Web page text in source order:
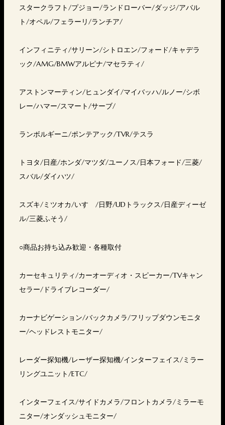
スタークラフト/プジョー/ランドローバー/ダッジ/アバル
ト/オペル/フェラーリ/ランチア/
インフィニティ/サリーン/シトロエン/フォード/キャデラ
ック/AMG/BMWアルピナ/マセラティ/
アストンマーティン/ヒュンダイ/マイバッハ/ルノー/シボ
レー/ハマー/スマート/サーブ/
ランボルギーニ/ポンテアック/TVR/テスラ
トヨタ/日産/ホンダ/マツダ/ユーノス/日本フォード/三菱/
スバル/ダイハツ/
スズキ/ミツオカ/いすゞ/日野/UDトラックス/日産ディーゼ
ル/三菱ふそう/
○商品お持ち込み歓迎・各種取付
カーセキュリティ/カーオーディオ・スピーカー/TVキャン
セラー/ドライブレコーダー/
カーナビゲーション/バックカメラ/フリップダウンモニタ
ー/ヘッドレストモニター/
レーダー探知機/レーザー探知機/インターフェイス/ミラー
リングユニット/ETC/
インターフェイス/サイドカメラ/フロントカメラ/ミラーモ
ニター/オンダッシュモニター/